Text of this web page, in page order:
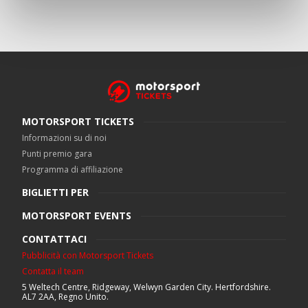
MOTORSPORT TICKETS
Informazioni su di noi
Punti premio gara
Programma di affiliazione
BIGLIETTI PER
MOTORSPORT EVENTS
CONTATTACI
Pubblicità con Motorsport Tickets
Contatta il team
5 Weltech Centre, Ridgeway, Welwyn Garden City. Hertfordshire.
AL7 2AA, Regno Unito.